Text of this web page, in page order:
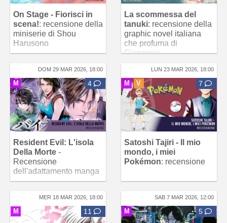
On Stage - Fiorisci in
scena!: recensione della
miniserie di Shou
Harusono
La scommessa del
tanuki: recensione della
graphic novel italiana
che profuma di
Giappone
DOM 29 MAR 2026, 18:00
M 4
Resident Evil: L'isola
Della Morte -
Recensione
dell'adattamento manga
LUN 23 MAR 2026, 18:00
M V 7
Satoshi Tajiri - Il mio
mondo, i miei
Pokémon: recensione
MER 18 MAR 2026, 18:00
M 11
SAB 7 MAR 2026, 12:00
M 5